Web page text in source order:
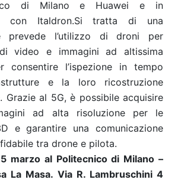
di Milano e Huawei e in
con Italdron.Si tratta di una
prevede l’utilizzo di droni per
di video e immagini ad altissima
consentire l’ispezione in tempo
e la loro ricostruzione
Grazie al 5G, è possibile acquisire
ad alta risoluzione per le
e garantire una comunicazione
tra drone e pilota.
marzo al Politecnico di Milano –
La Masa. Via R. Lambruschini 4